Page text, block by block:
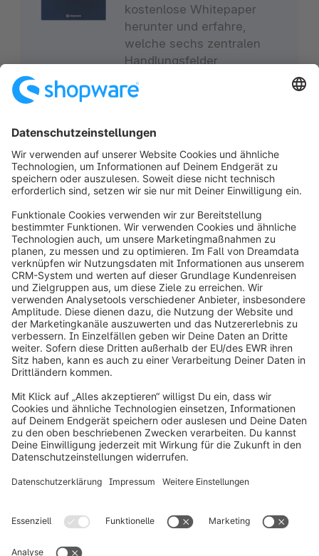
kostenlose Whitepaper
herunter und erfahre,
welche sechs zentralen
Handlungsfelder
B2B-Commerce 2026
zukunftsfähig aufzustellen.
Jetzt kostenlos
herunterladen
info@shopware.com
Produkt
Lösungen
Partner
Entwickler
Ressourcen